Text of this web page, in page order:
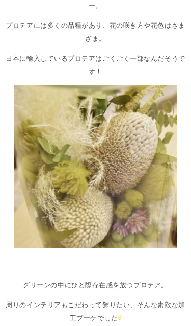
ー。
プロテアには多くの品種があり、花の咲き方や花色はさま
ざま。
日本に輸入しているプロテアはごくごく一部なんだそうで
す！
グリーンの中にひと際存在感を放つプロテア。
周りのインテリアもこだわって飾りたい、そんな素敵な加
工ブーケでした◊